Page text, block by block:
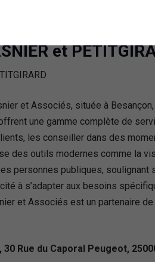
25000 Besançon, France
et
et Associés, située à
une gamme complète de
les conseiller dans des
des outils modernes comme la
personnes publiques,
à s’adapter aux besoins
et Associés est un partenaire
Rue du Caporal Peugeot,